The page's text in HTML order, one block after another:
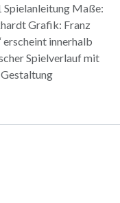
Spielanleitung Maße:
Grafik: Franz
innerhalb
Spielverlauf mit